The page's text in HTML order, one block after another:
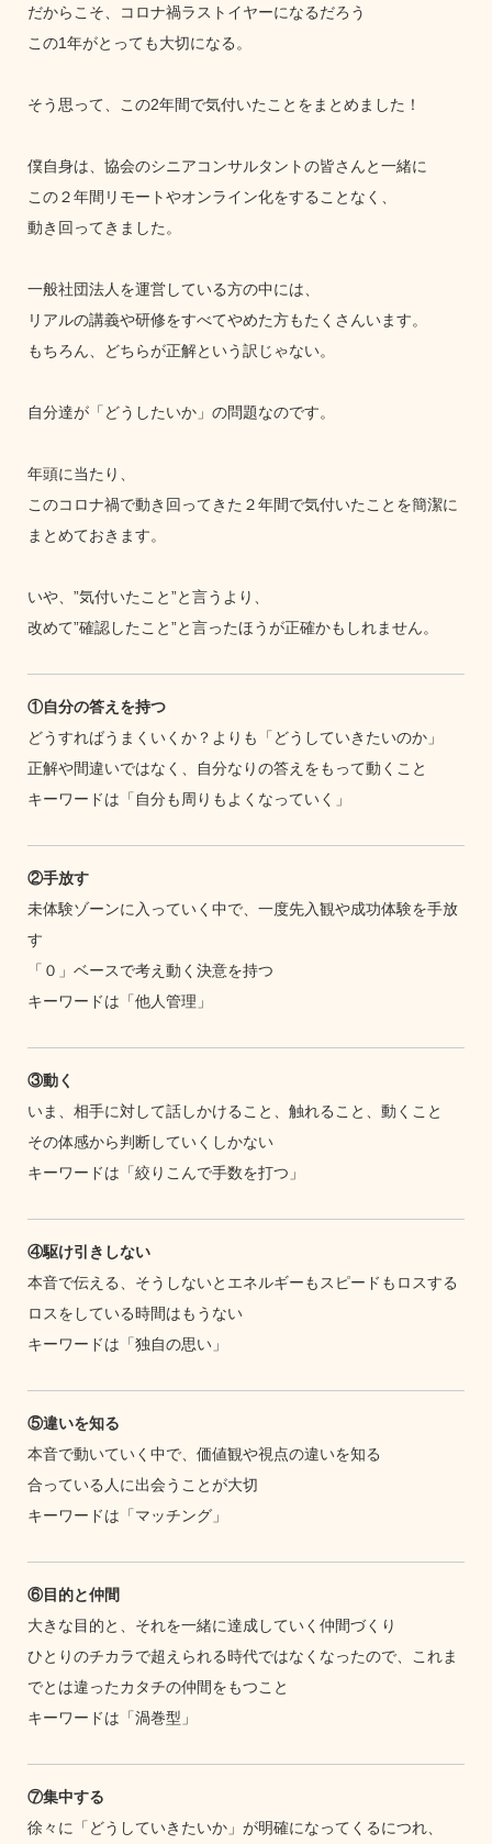
だからこそ、コロナ禍ラストイヤーになるだろう
この1年がとっても大切になる。
そう思って、この2年間で気付いたことをまとめました！
僕自身は、協会のシニアコンサルタントの皆さんと一緒に
この２年間リモートやオンライン化をすることなく、
動き回ってきました。
一般社団法人を運営している方の中には、
リアルの講義や研修をすべてやめた方もたくさんいます。
もちろん、どちらが正解という訳じゃない。
自分達が「どうしたいか」の問題なのです。
年頭に当たり、
このコロナ禍で動き回ってきた２年間で気付いたことを簡潔に
まとめておきます。
いや、”気付いたこと”と言うより、
改めて”確認したこと”と言ったほうが正確かもしれません。
①自分の答えを持つ
どうすればうまくいくか？よりも「どうしていきたいのか」
正解や間違いではなく、自分なりの答えをもって動くこと
キーワードは「自分も周りもよくなっていく」
②手放す
未体験ゾーンに入っていく中で、一度先入観や成功体験を手放
す
「０」ベースで考え動く決意を持つ
キーワードは「他人管理」
③動く
いま、相手に対して話しかけること、触れること、動くこと
その体感から判断していくしかない
キーワードは「絞りこんで手数を打つ」
④駆け引きしない
本音で伝える、そうしないとエネルギーもスピードもロスする
ロスをしている時間はもうない
キーワードは「独自の思い」
⑤違いを知る
本音で動いていく中で、価値観や視点の違いを知る
合っている人に出会うことが大切
キーワードは「マッチング」
⑥目的と仲間
大きな目的と、それを一緒に達成していく仲間づくり
ひとりのチカラで超えられる時代ではなくなったので、これま
でとは違ったカタチの仲間をもつこと
キーワードは「渦巻型」
⑦集中する
徐々に「どうしていきたいか」が明確になってくるにつれ、